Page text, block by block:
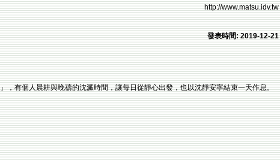
http://www.matsu.idv.tw
發表時間: 2019-12-21
有個人晨耕與晚禱的沈澱時間，讓每日從靜心出發，也以沈靜安寧結束一天作息。